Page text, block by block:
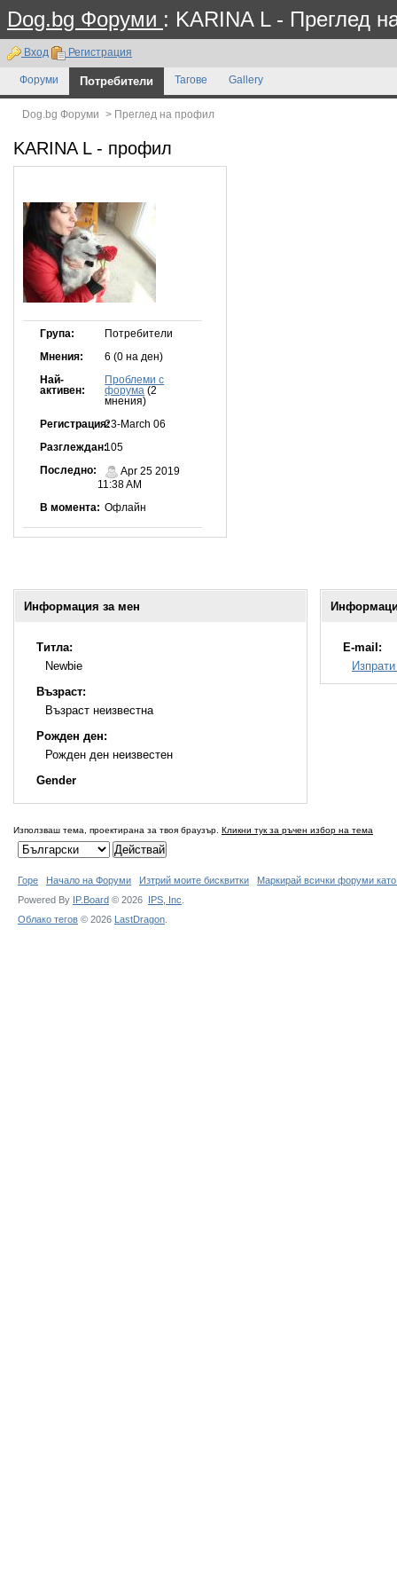
Dog.bg Форуми : KARINA L - Преглед
Вход Регистрация
Форуми Потребители Тагове Gallery
Dog.bg Форуми > Преглед на профил
KARINA L- профил
Група: Потребители
Мнения: 6 (0 на ден)
Най-
активен:
Проблеми с
форума (2
мнения)
Регистрация:23-March 06
Разглеждан:105
Последно:
Apr 25 2019
11:38 AM
В момента: Офлайн
Информация за мен
Титла:
Newbie
Възраст:
Възраст неизвестна
Рожден ден:
Рожден ден неизвестен
Gender
E-mail:
Използваш тема, проектирана за твоя браузър. Кликни тук за ръчен избор на тема
Горе Начало на Форуми Изтрий моите бисквитки
Маркирай всички форуми
Powered By IP.Board © 2026 IPS, Inc
Облако тегов © 2026 LastDragon